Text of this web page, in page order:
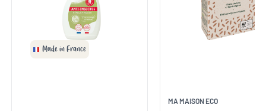
Made in France
MA MAISON ECO